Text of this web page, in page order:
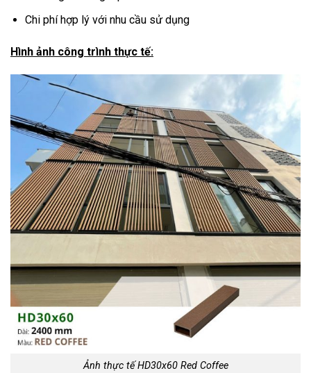
Chi phí hợp lý với nhu cầu sử dụng
Hình ảnh công trình thực tế:
Ảnh thực tế HD30x60 Red Coffee